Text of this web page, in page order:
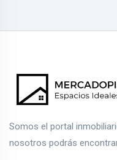
Somos el portal
nosotros podrás